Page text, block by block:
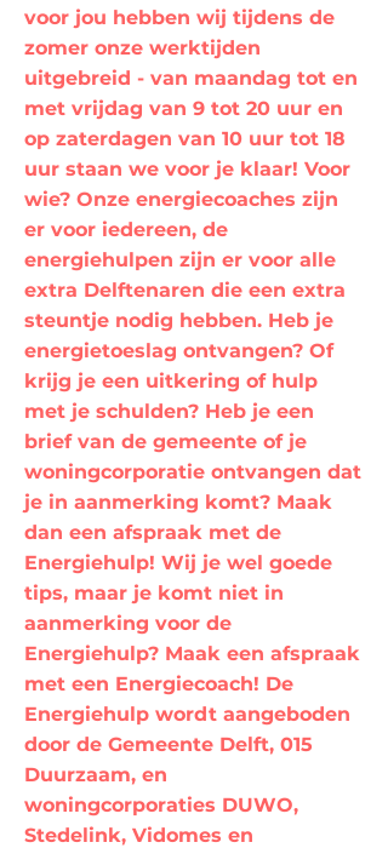
voor jou hebben wij tijdens de
zomer onze werktijden
uitgebreid - van maandag tot en
met vrijdag van 9 tot 20 uur en
op zaterdagen van 10 uur tot 18
uur staan we voor je klaar! Voor
wie? Onze energiecoaches zijn
er voor iedereen, de
energiehulpen zijn er voor alle
extra Delftenaren die een extra
steuntje nodig hebben. Heb je
energietoeslag ontvangen? Of
krijg je een uitkering of hulp
met je schulden? Heb je een
brief van de gemeente of je
woningcorporatie ontvangen dat
je in aanmerking komt? Maak
dan een afspraak met de
Energiehulp! Wij je wel goede
tips, maar je komt niet in
aanmerking voor de
Energiehulp? Maak een afspraak
met een Energiecoach! De
Energiehulp wordt aangeboden
door de Gemeente Delft, 015
Duurzaam, en
woningcorporaties DUWO,
Stedelink, Vidomes en